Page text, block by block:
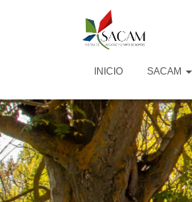
INICIO SACAM